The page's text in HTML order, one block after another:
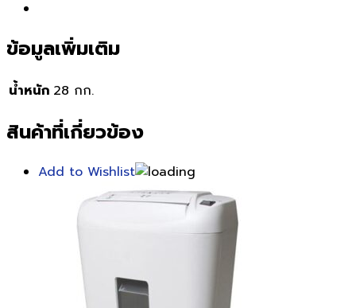
ข้อมูลเพิ่มเติม
น้ำหนัก 28 กก.
สินค้าที่เกี่ยวข้อง
Add to Wishlist